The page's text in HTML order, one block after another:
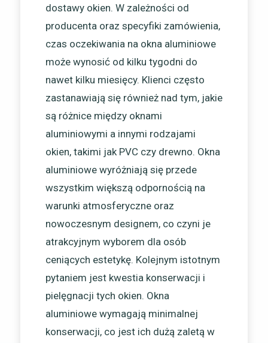
dostawy okien. W zależności od
producenta oraz specyfiki zamówienia,
czas oczekiwania na okna aluminiowe
może wynosić od kilku tygodni do
nawet kilku miesięcy. Klienci często
zastanawiają się również nad tym, jakie
są różnice między oknami
aluminiowymi a innymi rodzajami
okien, takimi jak PVC czy drewno. Okna
aluminiowe wyróżniają się przede
wszystkim większą odpornością na
warunki atmosferyczne oraz
nowoczesnym designem, co czyni je
atrakcyjnym wyborem dla osób
ceniących estetykę. Kolejnym istotnym
pytaniem jest kwestia konserwacji i
pielęgnacji tych okien. Okna
aluminiowe wymagają minimalnej
konserwacji, co jest ich dużą zaletą w